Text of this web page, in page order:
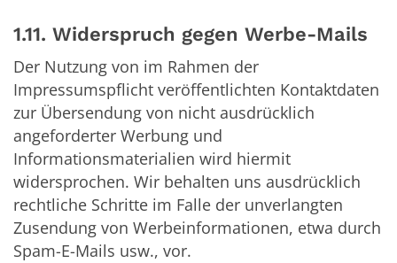
1.11. Widerspruch gegen Werbe-Mails
Der Nutzung von im Rahmen der
Impressumspflicht veröffentlichten Kontaktdaten
zur Übersendung von nicht ausdrücklich
angeforderter Werbung und
Informationsmaterialien wird hiermit
widersprochen. Wir behalten uns ausdrücklich
rechtliche Schritte im Falle der unverlangten
Zusendung von Werbeinformationen, etwa durch
Spam-E-Mails usw., vor.